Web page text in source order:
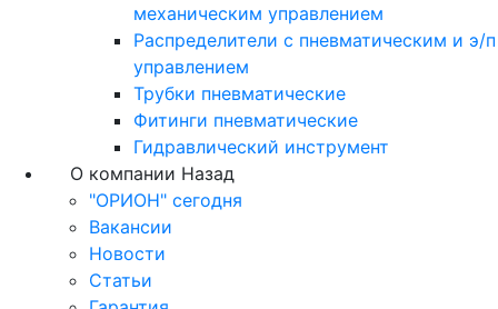
механическим управлением
Распределители с пневматическим и э/п
управлением
Трубки пневматические
Фитинги пневматические
Гидравлический инструмент
О компании Назад
"ОРИОН" сегодня
Вакансии
Новости
Статьи